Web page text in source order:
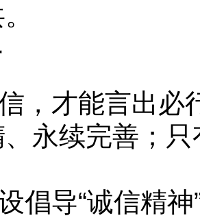
，才能言出必
永续完善；
倡导“诚信精神